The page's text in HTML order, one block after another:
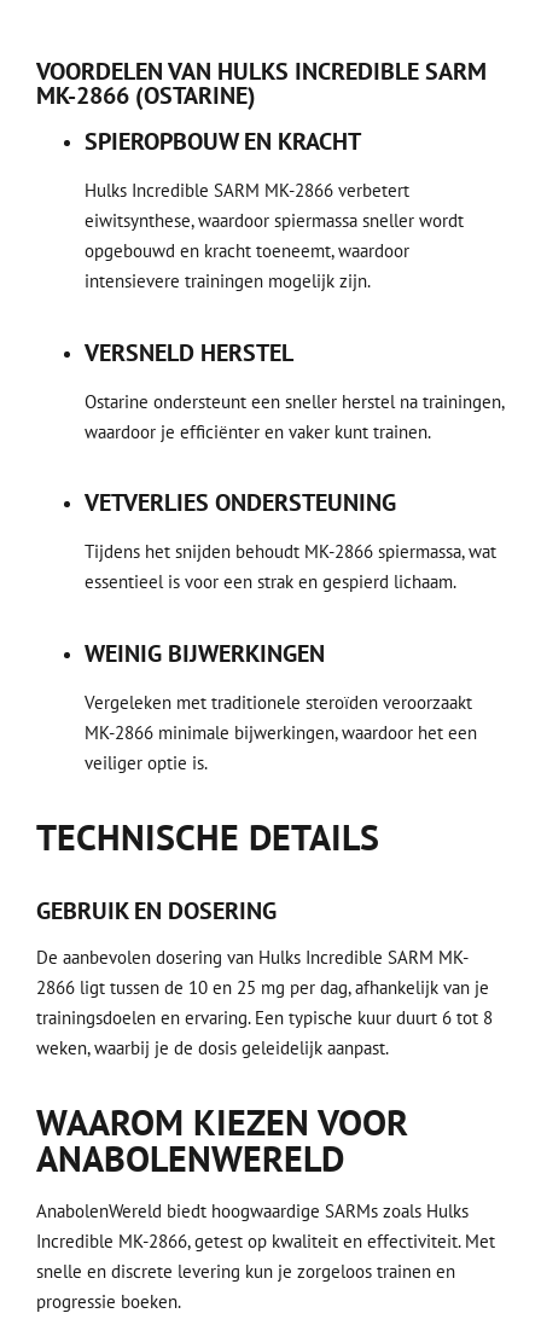
VOORDELEN VAN HULKS INCREDIBLE SARM
MK-2866 (OSTARINE)
SPIEROPBOUW EN KRACHT
Hulks Incredible SARM MK-2866 verbetert
eiwitsynthese, waardoor spiermassa sneller wordt
opgebouwd en kracht toeneemt, waardoor
intensievere trainingen mogelijk zijn.
VERSNELD HERSTEL
Ostarine ondersteunt een sneller herstel na trainingen,
waardoor je efficiënter en vaker kunt trainen.
VETVERLIES ONDERSTEUNING
Tijdens het snijden behoudt MK-2866 spiermassa, wat
essentieel is voor een strak en gespierd lichaam.
WEINIG BIJWERKINGEN
Vergeleken met traditionele steroïden veroorzaakt
MK-2866 minimale bijwerkingen, waardoor het een
veiliger optie is.
TECHNISCHE DETAILS
GEBRUIK EN DOSERING
De aanbevolen dosering van Hulks Incredible SARM MK-
2866 ligt tussen de 10 en 25 mg per dag, afhankelijk van je
trainingsdoelen en ervaring. Een typische kuur duurt 6 tot 8
weken, waarbij je de dosis geleidelijk aanpast.
WAAROM KIEZEN VOOR
ANABOLENWERELD
AnabolenWereld biedt hoogwaardige SARMs zoals Hulks
Incredible MK-2866, getest op kwaliteit en effectiviteit. Met
snelle en discrete levering kun je zorgeloos trainen en
progressie boeken.